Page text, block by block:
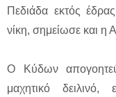
Πεδιάδα εκτός
νίκη, σημείωσε και η
Ο Κύδων
μαχητικό